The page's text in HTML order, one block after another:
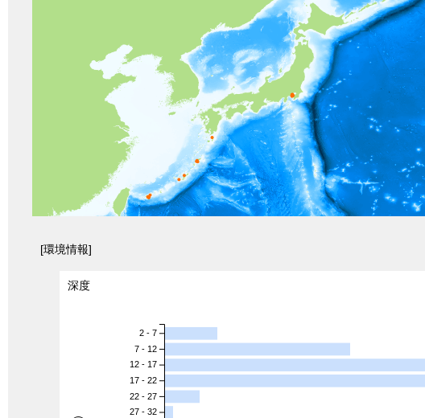
[環境情報]
深度
2 - 7
7 - 12
12 - 17
17 - 22
22 - 27
27 - 32